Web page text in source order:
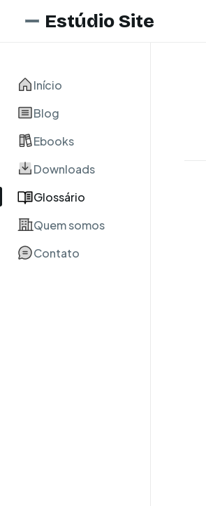
Estúdio Site
Início
Blog
Ebooks
Downloads
Glossário
Quem somos
Contato